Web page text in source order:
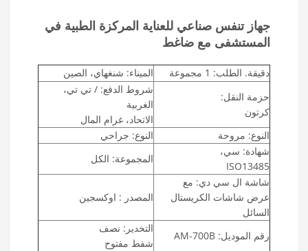
جهاز تنفس صناعي للعناية المركزة الطبية في
المستشفى مع ضاغط
دقيقة. الطلب: 1 مجموعة
الميناء: شنغهاي، الصين
حزمة النقل:
كرتون
شروط الدفع: / تي تي،
الغربية
الاتحاد، غرام المال
النوع: مروحة
النوع: جراحي
شهادة: سي،
ISO13485
المجموعة: الكل
شاشة ال سي دي: مع
عرض شاشات الكريستال
السائل
المصدر : اوكسجين
رقم الموديل: AM-700B
التخدير: نصف
شفط مفتوح